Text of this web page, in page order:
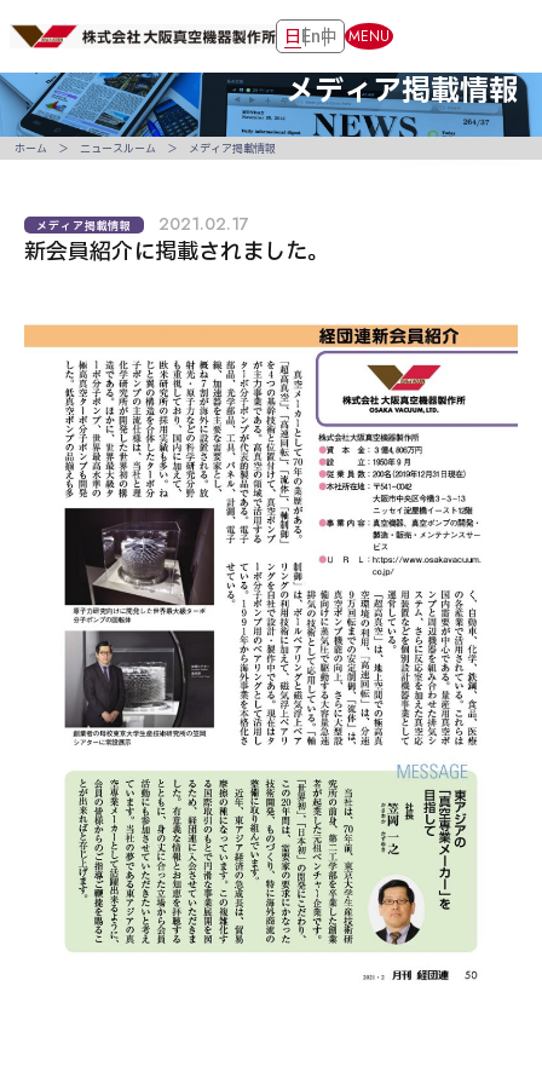
日En中 MENU
メディア掲載情報
新会員紹介に掲載されました。
メディア掲載情報 2021.02.17
ホーム ニュースルーム メディア掲載情報